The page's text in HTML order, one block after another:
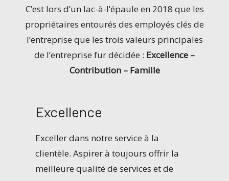
C’est lors d’un lac-à-l’épaule en 2018 que les
propriétaires entourés des employés clés de
l’entreprise que les trois valeurs principales
de l’entreprise fur décidée : Excellence –
Contribution – Famille
Excellence
Exceller dans notre service à la
clientèle. Aspirer à toujours offrir la
meilleure qualité de services et de